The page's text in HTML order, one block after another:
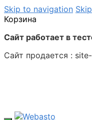
Skip to navigation
Корзина
Сайт работает в
Сайт продается :